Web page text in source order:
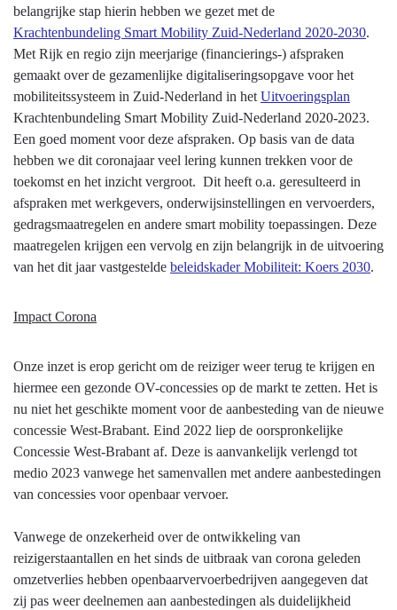
belangrijke stap hierin hebben we gezet met de
Krachtenbundeling Smart Mobility Zuid-Nederland 2020-2030.
Met Rijk en regio zijn meerjarige (financierings-) afspraken
gemaakt over de gezamenlijke digitaliseringsopgave voor het
mobiliteitssysteem in Zuid-Nederland in het Uitvoeringsplan
Krachtenbundeling Smart Mobility Zuid-Nederland 2020-2023.
Een goed moment voor deze afspraken. Op basis van de data
hebben we dit coronajaar veel lering kunnen trekken voor de
toekomst en het inzicht vergroot. Dit heeft o.a. geresulteerd in
afspraken met werkgevers, onderwijsinstellingen en vervoerders,
gedragsmaatregelen en andere smart mobility toepassingen. Deze
maatregelen krijgen een vervolg en zijn belangrijk in de uitvoering
van het dit jaar vastgestelde beleidskader Mobiliteit: Koers 2030.
Impact Corona
Onze inzet is erop gericht om de reiziger weer terug te krijgen en
hiermee een gezonde OV-concessies op de markt te zetten. Het is
nu niet het geschikte moment voor de aanbesteding van de nieuwe
concessie West-Brabant. Eind 2022 liep de oorspronkelijke
Concessie West-Brabant af. Deze is aanvankelijk verlengd tot
medio 2023 vanwege het samenvallen met andere aanbestedingen
van concessies voor openbaar vervoer.
Vanwege de onzekerheid over de ontwikkeling van
reizigerstaantallen en het sinds de uitbraak van corona geleden
omzetverlies hebben openbaarvervoerbedrijven aangegeven dat
zij pas weer deelnemen aan aanbestedingen als duidelijkheid